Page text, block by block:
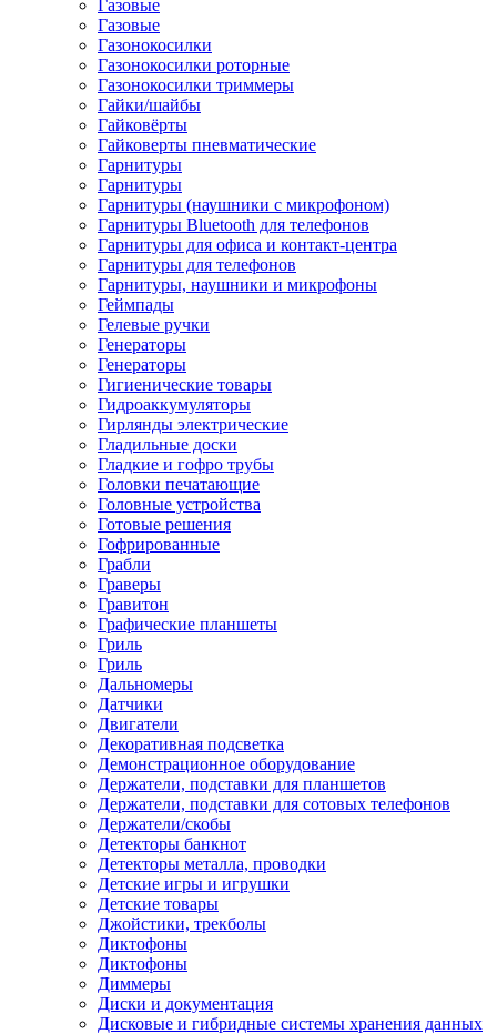
Газовые
Газовые
Газонокосилки
Газонокосилки роторные
Газонокосилки триммеры
Гайки/шайбы
Гайковёрты
Гайковерты пневматические
Гарнитуры
Гарнитуры
Гарнитуры (наушники с микрофоном)
Гарнитуры Bluetooth для телефонов
Гарнитуры для офиса и контакт-центра
Гарнитуры для телефонов
Гарнитуры, наушники и микрофоны
Геймпады
Гелевые ручки
Генераторы
Генераторы
Гигиенические товары
Гидроаккумуляторы
Гирлянды электрические
Гладильные доски
Гладкие и гофро трубы
Головки печатающие
Головные устройства
Готовые решения
Гофрированные
Грабли
Граверы
Гравитон
Графические планшеты
Гриль
Гриль
Дальномеры
Датчики
Двигатели
Декоративная подсветка
Демонстрационное оборудование
Держатели, подставки для планшетов
Держатели, подставки для сотовых телефонов
Держатели/скобы
Детекторы банкнот
Детекторы металла, проводки
Детские игры и игрушки
Детские товары
Джойстики, трекболы
Диктофоны
Диктофоны
Диммеры
Диски и документация
Дисковые и гибридные системы хранения данных